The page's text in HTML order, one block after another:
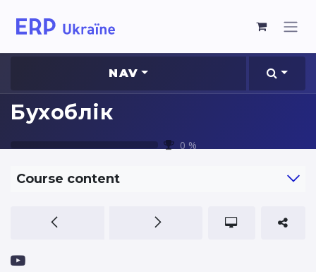
NAV
Бухоблік
0 %
Course content